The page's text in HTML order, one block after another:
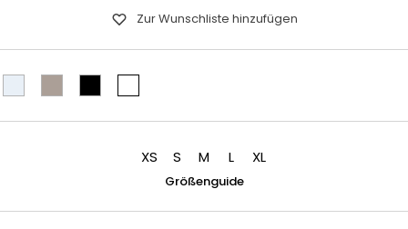
Zur Wunschliste hinzufügen
XS S M L XL
Größenguide